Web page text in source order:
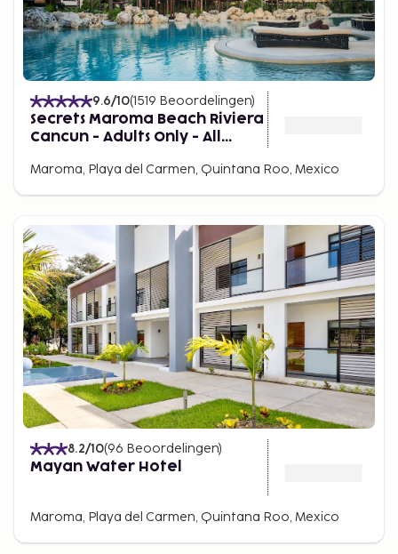
9.6/10(1519 Beoordelingen)
Secrets Maroma Beach Riviera
Cancun - Adults Only - All
Maroma, Playa del Carmen, Quintana Roo, Mexico
8.2/10(96 Beoordelingen)
Mayan Water Hotel
Maroma, Playa del Carmen, Quintana Roo, Mexico